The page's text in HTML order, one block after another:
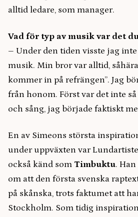
alltid ledare, som manager.
Vad för typ av musik var det
– Under den tiden visste jag
musik. Min bror var alltid,
kommer in på refrängen”. Jag
från honom. Först var det inte
och sång, jag började faktiskt
En av Simeons största
under uppväxten var
också känd som Timbuktu.
om att den första svenska
på skånska, trots faktumet att
Stockholm. Som tidig